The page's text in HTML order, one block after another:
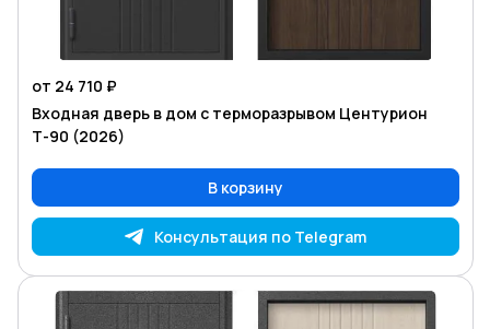
от 24 710 ₽
Входная дверь в дом с терморазрывом Центурион
Т-90 (2026)
В корзину
Консультация по Telegram